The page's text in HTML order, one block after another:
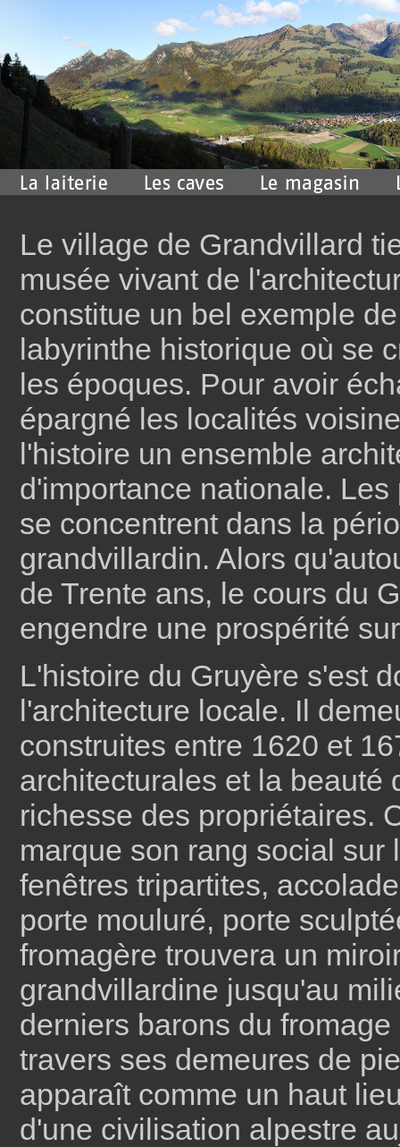
Le village de Grandvillard
musée vivant de
constitue un bel exemple
labyrinthe historique où se
les époques. Pour avoir
épargné les localités
l'histoire un ensemble
d'importance nationale.
se concentrent dans la
grandvillardin. Alors
de Trente ans, le cours du
engendre une prospérité
L'histoire du Gruyère s'est
l'architecture locale. Il
construites entre 1620 et
architecturales et la beauté
richesse des propriétaires.
marque son rang social
fenêtres tripartites,
porte mouluré, porte
fromagère trouvera un
grandvillardine jusqu'au
derniers barons du
travers ses demeures de
apparaît comme un haut
d'une civilisation alpestre